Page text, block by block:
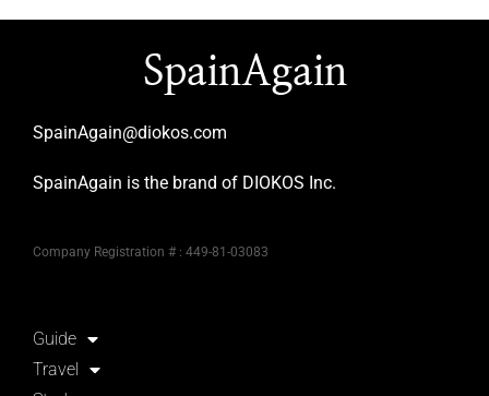
SpainAgain
SpainAgain@diokos.com
SpainAgain is the brand of DIOKOS Inc.
Company Registration # : 449-81-03083
Guide
Travel